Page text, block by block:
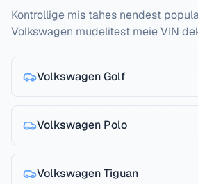
Kontrollige mis tahes nendest
Volkswagen mudelitest meie VIN
VolkswagenGolf
Volkswagen Polo
VolkswagenTiguan